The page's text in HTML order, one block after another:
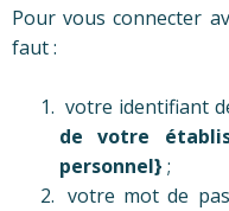
Pour vous connecter
faut :
votre identifiant
de votre
personnel} ;
votre mot de